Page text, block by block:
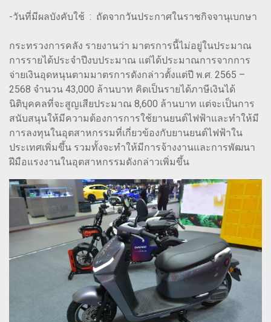
-วันที่มีผลบังคับใช้ : ถัดจากวันประกาศในราชกิจจานุเบกษา
กระทรวงการคลัง รายงานว่า มาตรการนี้ไม่อยู่ในประมาณ
การรายได้ประจำปีงบประมาณ แต่ได้ประมาณการจากการ
จ่ายเงินอุดหนุนตามมาตรการดังกล่าวตั้งแต่ปี พ.ศ. 2565 –
2568 จำนวน 43,000 ล้านบาท คิดเป็นรายได้ภาษีเงินได้
นิติบุคคลที่จะสูญเสียประมาณ 8,600 ล้านบาท แต่จะเป็นการ
สนับสนุนให้มีความต้องการการใช้ยานยนต์ไฟฟ้าและทำให้มี
การลงทุนในอุตสาหกรรมที่เกี่ยวข้องกับยานยนต์ไฟฟ้าใน
ประเทศเพิ่มขึ้น รวมทั้งจะทำให้มีการจ้างงานและการพัฒนา
ฝีมือแรงงานในอุตสาหกรรมดังกล่าวเพิ่มขึ้น